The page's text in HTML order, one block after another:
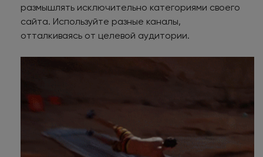
размышлять исключительно категориями своего
сайта. Используйте разные каналы,
отталкиваясь от целевой аудитории.